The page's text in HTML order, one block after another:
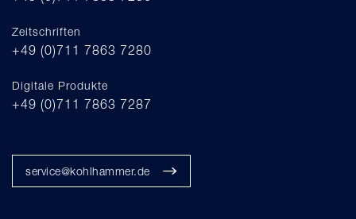
Zeitschriften
+49 (0)711 7863 7280
Digitale Produkte
+49 (0)711 7863 7287
service@kohlhammer.de